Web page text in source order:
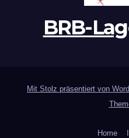
BRB-
Mit Stolz präsentiert von
Home